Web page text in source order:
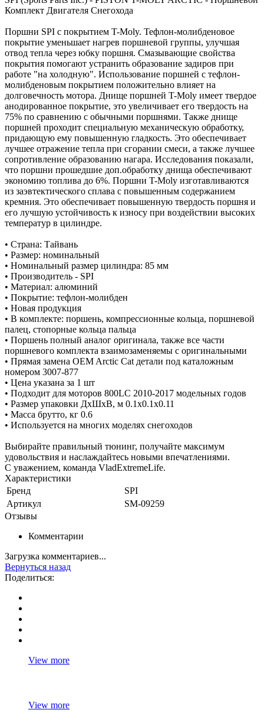
Комплект Двигателя Снегохода
Поршни SPI с покрытием T-Moly. Тефлон-молибденовое
покрытие уменьшает нагрев поршневой группы, улучшая
отвод тепла через юбку поршня. Смазывающие свойства
покрытия помогают устранить образование задиров при
работе "на холодную". Использование поршней с тефлон-
молибденовым покрытием положительно влияет на
долговечность мотора. Днище поршней T-Moly имеет твердое
анодированное покрытие, это увеличивает его твердость на
75% по сравнению с обычными поршнями. Также днище
поршней проходит специальную механическую обработку,
придающую ему повышенную гладкость. Это обеспечивает
лучшее отражение тепла при сгорании смеси, а также лучшее
сопротивление образованию нагара. Исследования показали,
что поршни прошедшие доп.обработку днища обеспечивают
экономию топлива до 6%. Поршни T-Moly изготавливаются
из заэвтектического сплава с повышенным содержанием
кремния. Это обеспечивает повышенную твердость поршня и
его лучшую устойчивость к износу при воздействии высоких
температур в цилиндре.
• Страна: Тайвань
• Размер: номинальный
• Номинальный размер цилиндра: 85 мм
• Производитель - SPI
• Материал: алюминий
• Покрытие: тефлон-молибден
• Новая продукция
• В комплекте: поршень, компрессионные кольца, поршневой
палец, стопорные кольца пальца
• Поршень полный аналог оригинала, также все части
поршневого комплекта взаимозаменяемы с оригинальными
• Прямая замена OEM Arctic Cat детали под каталожным
номером 3007-877
• Цена указана за 1 шт
• Подходит для моторов 800LC 2010-2017 модельных годов
• Размер упаковки ДхШхВ, м 0.1x0.1x0.11
• Масса брутто, кг 0.6
• Используется на многих моделях снегоходов
Выбирайте правильный тюнинг, получайте максимум
удовольствия и наслаждайтесь новыми впечатлениями.
С уважением, команда VladExtremeLife.
Характеристики
Бренд
SPI
Артикул
SM-09259
Отзывы
Комментарии
Загрузка комментариев...
Вернуться назад
Поделиться:
View more
View more